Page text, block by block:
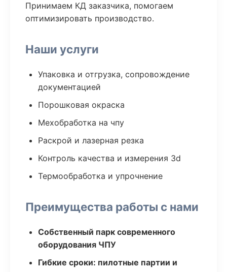
Принимаем КД заказчика, помогаем
оптимизировать производство.
Наши услуги
Упаковка и отгрузка, сопровождение
документацией
Порошковая окраска
Мехобработка на чпу
Раскрой и лазерная резка
Контроль качества и измерения 3d
Термообработка и упрочнение
Преимущества работы с нами
Собственный парк современного
оборудования ЧПУ
Гибкие сроки: пилотные партии и